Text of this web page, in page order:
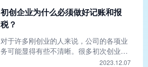
个重要的任务。否则，逾期不报或虚假申
报将会面临罚款。因此，很多企业主会选
择一家财务代理记账公司来处理公司的财
务事务。那么为什么选择上海代理记账公
司呢？选择上海
初创企业为什么必须做好记账和报
税？
​对于许多刚创业的人来说，公司的各项业
务可能显得有些不清晰。很多初次创业的
朋友常常会问：我公司刚成立，还没有盈
2023.12.07